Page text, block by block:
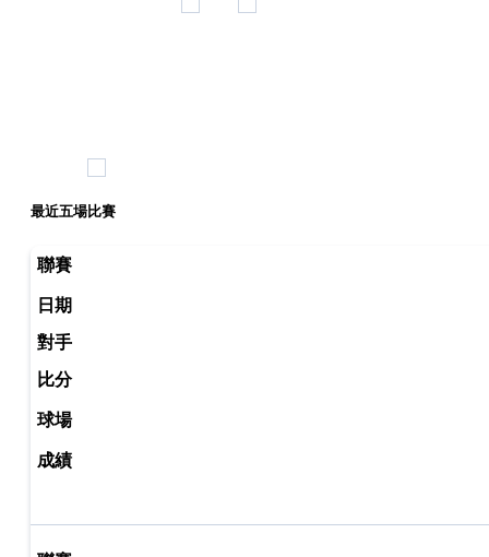
最近五場比賽